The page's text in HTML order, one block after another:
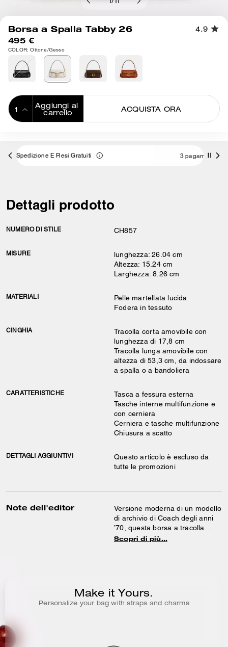
/
Borsa a Spalla Tabby 26 4.9
495 €
COLOR: Ottone/Gesso
Aggiungi al
carrello
ACQUISTA ORA
3 pagamenti da 165,00 € a interessi 0% con
Dettagli prodotto
NUMERO DI STILE CH857
MISURE
lunghezza: 26.04 cm
Altezza: 15.24 cm
Larghezza: 8.26 cm
MATERIALI
Pelle martellata lucida
Fodera in tessuto
CINGHIA
Tracolla corta amovibile con
lunghezza di 17,8 cm
Tracolla lunga amovibile con
altezza di 53,3 cm, da indossare
a spalla o a bandoliera
CARATTERISTICHE
Tasca a fessura esterna
Tasche interne multifunzione e
con cerniera
Cerniera e tasche multifunzione
Chiusura a scatto
DETTAGLI AGGIUNTIVI
Questo articolo è escluso da
tutte le promozioni
Note dell'editor
Versione moderna di un modello
di archivio di Coach degli anni
’70, questa borsa a tracolla
Tabby strutturata è realizzata in
può essere portata a mano
oppure con tracolla corta o
Scopri di più…
Make it Yours.
Personalize your bag with straps and charms